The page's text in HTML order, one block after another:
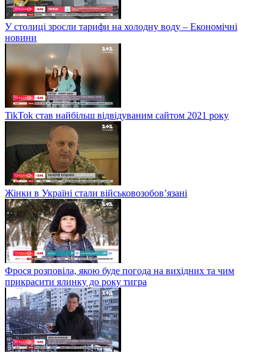
У столиці зросли тарифи на холодну воду – Економічні
новини
TikTok став найбільш відвідуваним сайтом 2021 року
Жінки в Україні стали військовозобов’язані
Фрося розповіла, якою буде погода на вихідних та чим
прикрасити ялинку до року тигра